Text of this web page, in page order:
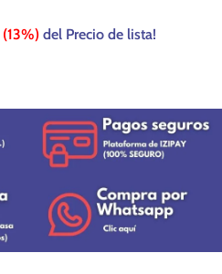
(13%) del Precio de lista!